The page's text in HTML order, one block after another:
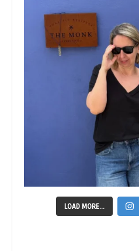
LOAD MORE...